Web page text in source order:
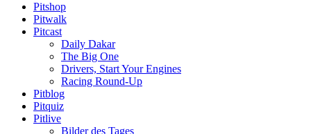
Pitshop
Pitwalk
Pitcast
Daily Dakar
The Big One
Drivers, Start Your Engines
Racing Round-Up
Pitblog
Pitquiz
Pitlive
Bilder des Tages